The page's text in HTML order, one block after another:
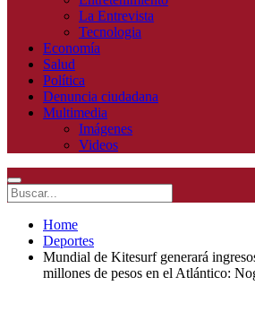
La Entrevista
Tecnologia
Economía
Salud
Política
Denuncia ciudadana
Multimedia
Imágenes
Videos
Home
Deportes
Mundial de Kitesurf generará
millones de pesos en el Atlántico: